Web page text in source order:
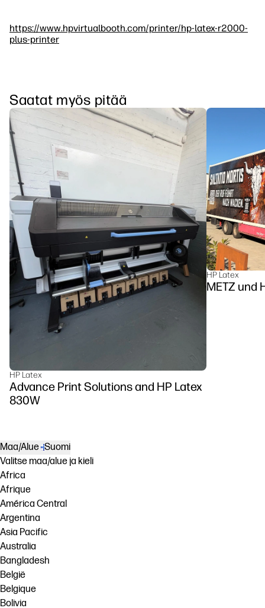
https://www.hpvirtualbooth.com/printer/hp-latex-r2000-
plus-printer
Saatat myös pitää
HP Latex
Advance Print Solutions and HP Latex
830W
HP Latex
METZ
Maa/Alue Suomi
Valitse maa/alue ja kieli
Africa
Afrique
América Central
Argentina
Asia Pacific
Australia
Bangladesh
België
Belgique
Bolivia